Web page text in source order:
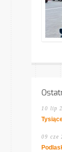
10 lip
09 cze